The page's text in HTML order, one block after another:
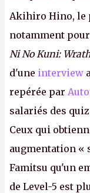
Akihiro Hino, le
notamment pour
Ni No Kuni:
d'une interview
repérée par
salariés des
Ceux qui
augmentation «
Famitsu qu'un
de Level-5 est